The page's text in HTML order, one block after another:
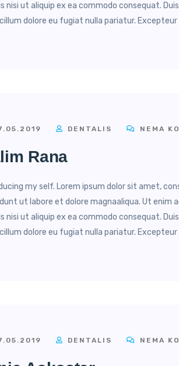
nisi ut aliquip ex ea commodo consequat.
dolore eu fugiat nulla pariatur. Excepteur
DENTALIS NEMA
Rana
my self. Lorem ipsum dolor sit amet,
ut labore et dolore magnaaliqua. Ut enim
nisi ut aliquip ex ea commodo consequat.
dolore eu fugiat nulla pariatur. Excepteur
DENTALIS NEMA